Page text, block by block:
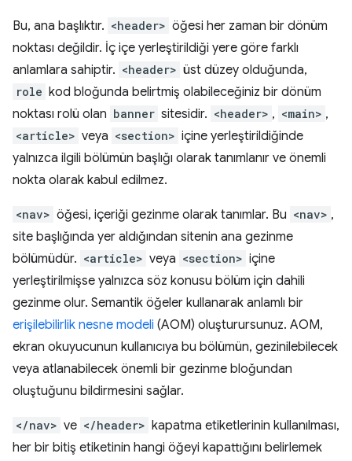
Bu, ana başlıktır. <header> öğesi her zaman bir dönüm
noktası değildir. İç içe yerleştirildiği yere göre farklı
anlamlara sahiptir. <header> üst düzey olduğunda,
role kod bloğunda belirtmiş olabileceğiniz bir dönüm
noktası rolü olan banner sitesidir. <header> , <main> ,
<article> veya <section> içine yerleştirildiğinde
yalnızca ilgili bölümün başlığı olarak tanımlanır ve önemli
nokta olarak kabul edilmez.
<nav> öğesi, içeriği gezinme olarak tanımlar. Bu <nav> ,
site başlığında yer aldığından sitenin ana gezinme
bölümüdür. <article> veya <section> içine
yerleştirilmişse yalnızca söz konusu bölüm için dahili
gezinme olur. Semantik öğeler kullanarak anlamlı bir
erişilebilirlik nesne modeli (AOM) oluşturursunuz. AOM,
ekran okuyucunun kullanıcıya bu bölümün, gezinilebilecek
veya atlanabilecek önemli bir gezinme bloğundan
oluştuğunu bildirmesini sağlar.
</nav> ve </header> kapatma etiketlerinin kullanılması,
her bir bitiş etiketinin hangi öğeyi kapattığını belirlemek